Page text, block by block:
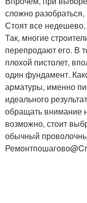
сложно разобраться,
Стоят все
Так, многие
перепродают его. В
плохой пистолет,
один фундамент.
арматуры, именно
идеального
обращать внимание
возможно, стоит
обычный